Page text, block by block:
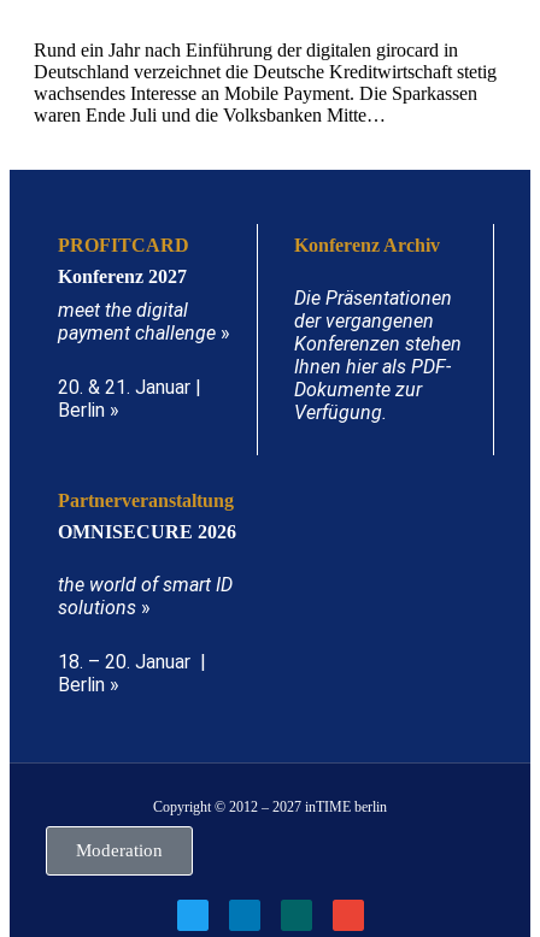
Rund ein Jahr nach Einführung der digitalen girocard in
Deutschland verzeichnet die Deutsche Kreditwirtschaft stetig
wachsendes Interesse an Mobile Payment. Die Sparkassen
waren Ende Juli und die Volksbanken Mitte…
PROFITCARD
Konferenz 2027
meet the digital
payment challenge »
20. & 21. Januar |
Berlin »
Konferenz Archiv
Die Präsentationen
der vergangenen
Konferenzen stehen
Ihnen hier als PDF-
Dokumente zur
Verfügung.
Partnerveranstaltung
OMNISECURE 2026
the world of smart ID
solutions »
18. – 20. Januar |
Berlin »
Copyright © 2012 – 2027 inTIME berlin
Moderation